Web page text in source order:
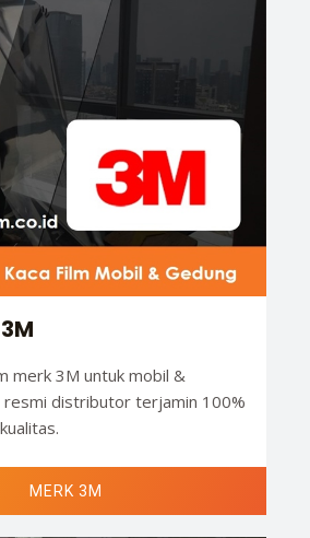
merk 3M untuk mobil &
resmi distributor terjamin 100%
MERK 3M